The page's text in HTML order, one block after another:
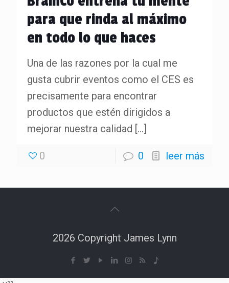
para que rinda al máximo
en todo lo que haces
Una de las razones por la cual me
gusta cubrir eventos como el CES es
precisamente para encontrar
productos que estén dirigidos a
mejorar nuestra calidad […]
0 0 leer más
2026 Copyright James Lynn